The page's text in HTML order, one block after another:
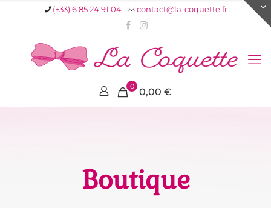
(+33) 6 85 24 91 04 contact@la-coquette.fr
0 0,00 €
Boutique